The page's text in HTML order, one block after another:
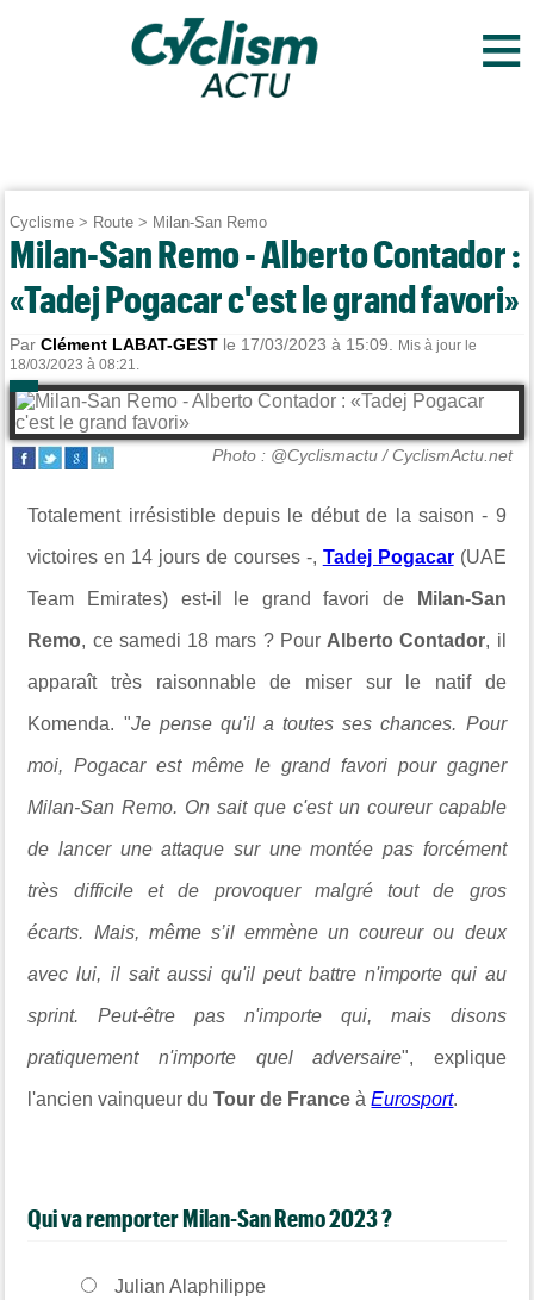
≡
Cyclisme > Route > Milan-San Remo
Milan-San Remo - Alberto Contador :
«Tadej Pogacar c'est le grand favori»
ParClément LABAT-GEST le 17/03/2023 à 15:09.
Mis à jour le
18/03/2023 à 08:21.
Photo : @Cyclismactu / CyclismActu.net
Totalement irrésistible depuis le début de la saison - 9
victoires en 14 jours de courses -, Tadej Pogacar(UAE
Team Emirates) est-il le grand favori de Milan-San
Remo, ce samedi 18 mars ? Pour Alberto Contador, il
apparaîttrès raisonnable de miser sur le natif de
Komenda. "Je pense qu'il a toutes ses chances. Pour
moi, Pogacar est même le grand favori pour gagner
Milan-San Remo. On sait que c'est un coureur capable
de lancer une attaque sur une montée pas forcément
très difficile et de provoquer malgré tout de gros
écarts. Mais, même s’il emmène un coureur ou deux
avec lui, il sait aussi qu'il peut battre n'importe qui au
sprint. Peut-être pas n'importe qui, mais disons
pratiquement n'importe quel adversaire", explique
l'ancien vainqueur duTour de France àEurosport.
Qui va remporter Milan-San Remo 2023 ?
Julian Alaphilippe